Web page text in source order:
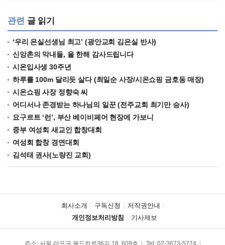
관련 글 읽기
‘우리 은실선생님 최고’ (광안교회 김은실 반사)
신앙촌의 막내들, 올 한해 감사드립니다
시온입사생 30주년
하루를 100m 달리듯 살다 (최일순 사장/시온쇼핑 금호동 매장)
시온쇼핑 사장 정향숙 씨
어디서나 존경받는 하나님의 일꾼 (전주교회 최기만 승사)
요구르트 ‘런’, 부산 베이비페어 현장에 가보니
중부 여성회 새교인 합창대회
여성회 합창 경연대회
김석태 권사(노량진 교회)
회사소개 구독신청
저작권안내
개인정보처리방침
기사제보